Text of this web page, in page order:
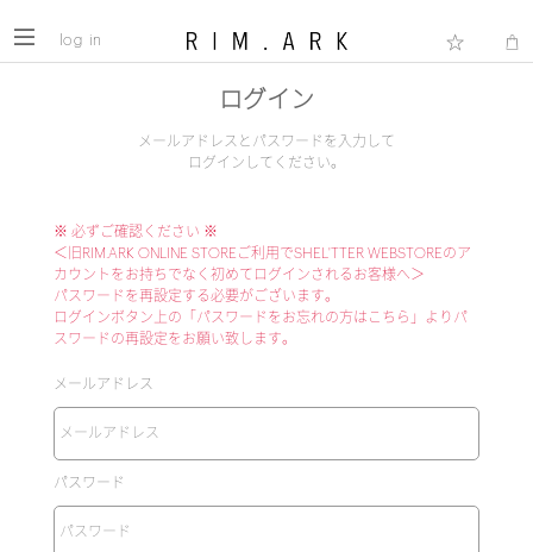
log in
ログイン
メールアドレスとパスワードを入力して
ログインしてください。
※ 必ずご確認ください ※
＜旧RIM.ARK ONLINE STOREご利用でSHEL'TTER WEBSTOREのア
カウントをお持ちでなく初めてログインされるお客様へ＞
パスワードを再設定する必要がございます。
ログインボタン上の「パスワードをお忘れの方はこちら」よりパ
スワードの再設定をお願い致します。
メールアドレス
パスワード